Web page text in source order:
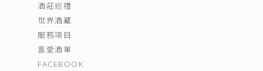
酒莊巡禮
世界酒藏
服務項目
喜愛酒單
FACEBOOK